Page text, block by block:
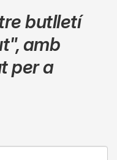
butlletí
,amb
per a